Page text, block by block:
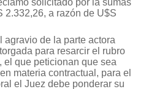
solicitado por la sumas
2.332,26, a razón de U$S
agravio de la parte actora
para resarcir el rubro
el que peticionan que sea
materia contractual, para el
el Juez debe ponderar su